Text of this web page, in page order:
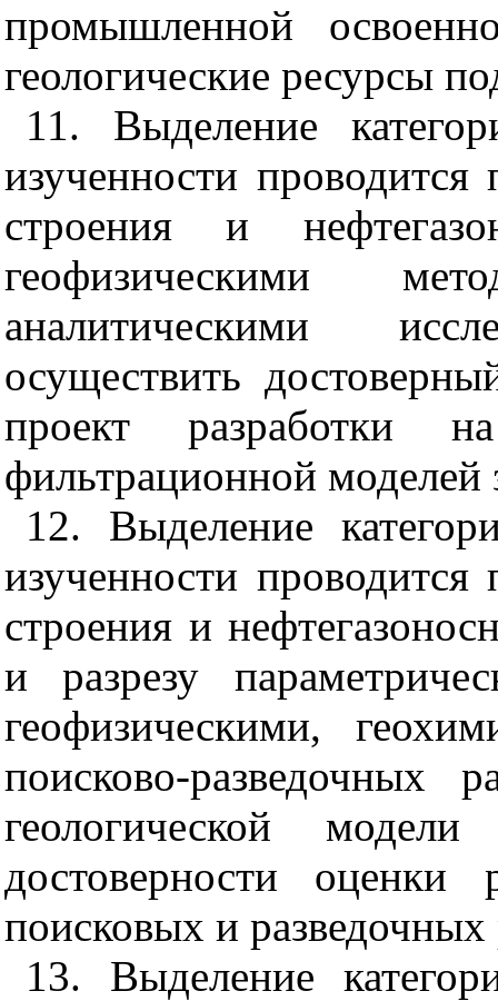
промышленной
геологические ресурсы
11. Выделение
изученности проводится
строения и
геофизическими
аналитическими
осуществить
проект разработки
фильтрационной моделей
12. Выделение
изученности проводится
строения и
и разрезу
геофизическими,
поисково-разведочных
геологической
достоверности оценки
поисковых и разведочных
13. Выделение